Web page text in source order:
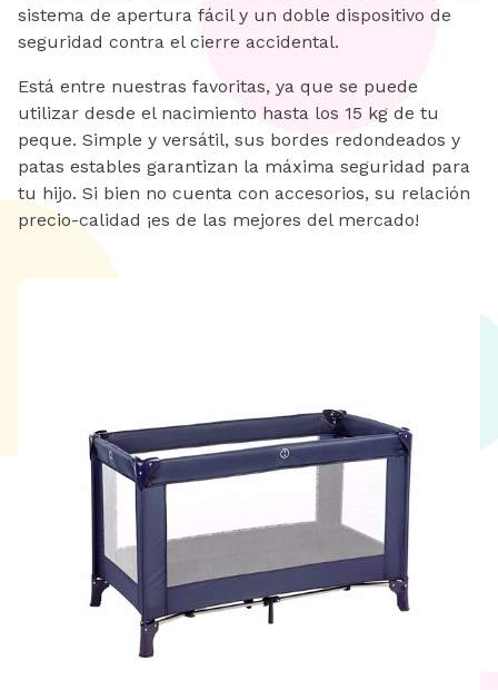
sistema de apertura fácil y un doble dispositivo de
seguridad contra el cierre accidental.
Está entre nuestras favoritas, ya que se puede
utilizar desde el nacimiento hasta los 15 kg de tu
peque. Simple y versátil, sus bordes redondeados y
patas estables garantizan la máxima seguridad para
tu hijo. Si bien no cuenta con accesorios, su relación
precio-calidad ¡es de las mejores del mercado!